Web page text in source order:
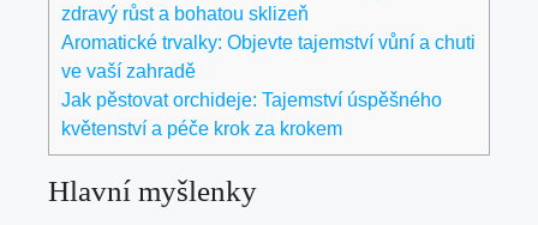
zdravý růst a bohatou sklizeň
Aromatické trvalky: Objevte tajemství vůní a chuti
ve vaší zahradě
Jak pěstovat orchideje: Tajemství úspěšného
květenství a péče krok za krokem
Hlavní myšlenky